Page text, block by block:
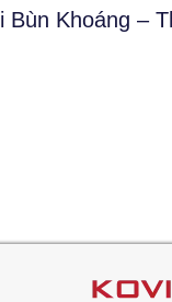
Bùn Khoáng –